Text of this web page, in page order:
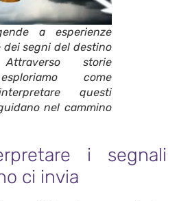
a esperienze
segni del destino
storie
come
questi
nel cammino
i segnali
ci invia